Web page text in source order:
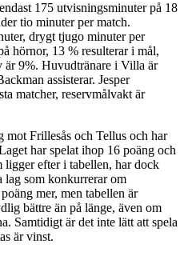
175 utvisningsminuter på 18
tio minuter per match.
drygt tjugo minuter per
hörnor, 13 % resulterar i mål,
är 9%. Huvudtränare i Villa är
assisterar. Jesper
matcher, reservmålvakt är
mot Frillesås och Tellus och har
har spelat ihop 16 poäng och
ligger efter i tabellen, har dock
lag som konkurrerar om
mer, men tabellen är
bättre än på länge, även om
Samtidigt är det inte lätt att spela
är vinst.